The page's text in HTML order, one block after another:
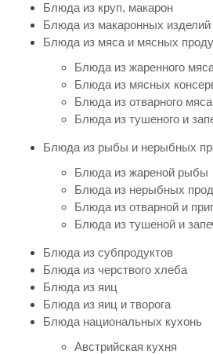
Блюда из круп, макарон
Блюда из макаронных изделий
Блюда из мяса и мясных
Блюда из жаренного
Блюда из мясных
Блюда из отварного мяса
Блюда из тушеного и
Блюда из рыбы и нерыбных
Блюда из жареной рыбы
Блюда из нерыбных
Блюда из отварной и
Блюда из тушеной и
Блюда из субпродуктов
Блюда из черствого хлеба
Блюда из яиц
Блюда из яиц и творога
Блюда национальных кухонь
Австрийская кухня